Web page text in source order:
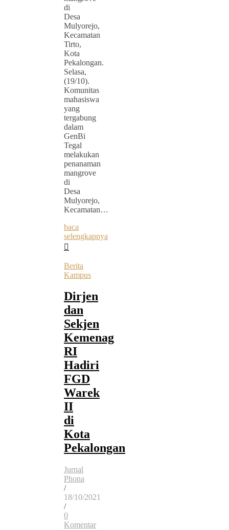
di
Desa
Mulyorejo,
Kecamatan
Tirto,
Kota
Pekalongan.
Selasa,
(19/10).
Komunitas
mahasiswa
yang
tergabung
dalam
GenBi
Tegal
melakukan
penanaman
mangrove
di
Desa
Mulyorejo,
Kecamatan…
baca
selengkapnya
Berita
Kampus
Dirjen
dan
Sekjen
Kemenag
RI
Hadiri
FGD
Warek
II
di
Kota
Pekalongan
Jurnal
Phona
/
18/10/2021
/
0
Komentar